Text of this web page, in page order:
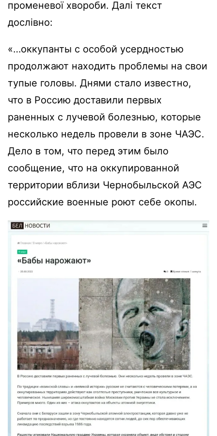
променевої хвороби. Далі текст
дослівно:
«…оккупанты с особой усердностью
продолжают находить проблемы на свои
тупые головы. Днями стало известно,
что в Россию доставили первых
раненных с лучевой болезнью, которые
несколько недель провели в зоне ЧАЭС.
Дело в том, что перед этим было
сообщение, что на оккупированной
территории вблизи Чернобыльской АЭС
российские военные роют себе окопы.